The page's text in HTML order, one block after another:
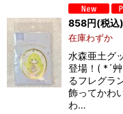
858円(税込)
在庫わずか
水森亜土グ
登場！( *´
るフレグラ
飾ってかわ
わ…